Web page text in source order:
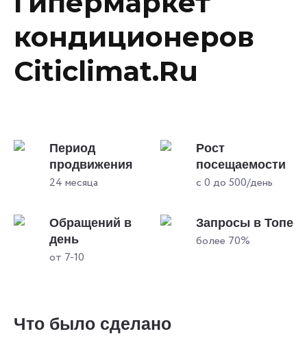
кондиционеров
Citiclimat.Ru
Период
продвижения
24 месяца
Рост
посещаемости
с 0 до 500/день
Обращений в
день
от 7-10
Запросы в Топе
более 70%
Что было сделано